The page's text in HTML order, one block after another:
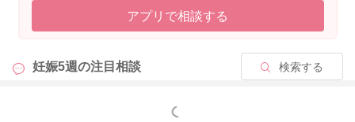
アプリで相談する
妊娠5週の注目相談 検索する
もっと見る